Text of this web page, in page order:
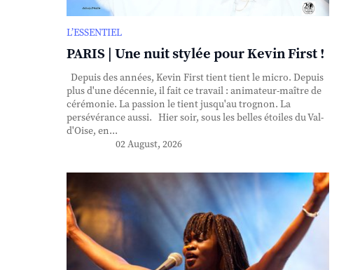
L’ESSENTIEL
PARIS | Une nuit stylée pour Kevin First !
Depuis des années, Kevin First tient tient le micro. Depuis
plus d'une décennie, il fait ce travail : animateur-maître de
cérémonie. La passion le tient jusqu'au trognon. La
persévérance aussi. Hier soir, sous les belles étoiles du Val-
d'Oise, en...
02 August, 2026